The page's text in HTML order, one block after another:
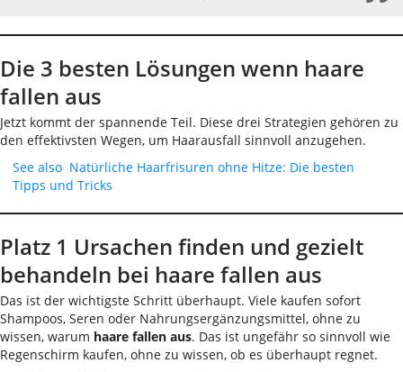
Die 3 besten Lösungen wenn haare
fallen aus
Jetzt kommt der spannende Teil. Diese drei Strategien gehören zu
den effektivsten Wegen, um Haarausfall sinnvoll anzugehen.
See also Natürliche Haarfrisuren ohne Hitze: Die besten
Tipps und Tricks
Platz 1 Ursachen finden und gezielt
behandeln bei haare fallen aus
Das ist der wichtigste Schritt überhaupt. Viele kaufen sofort
Shampoos, Seren oder Nahrungsergänzungsmittel, ohne zu
wissen, warum haare fallen aus. Das ist ungefähr so sinnvoll wie
Regenschirm kaufen, ohne zu wissen, ob es überhaupt regnet.